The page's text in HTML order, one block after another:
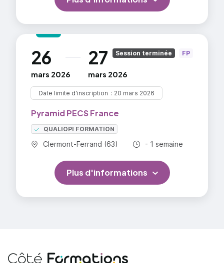
26
mars 2026
au 27
mars 2026
Date limite d'inscription 20 mars 2026
Pyramid PECS France
QUALIOPI FORMATION
Commune :
Clermont-Ferrand (63) Durée totale :
- 1 semaine
Session terminée FP
Plus d'informations